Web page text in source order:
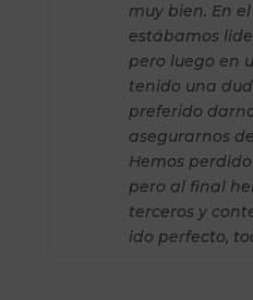
muy bien. En
estábamos
pero luego en
tenido una
preferido
asegurarnos
Hemos
pero al final
terceros y
ido perfecto,